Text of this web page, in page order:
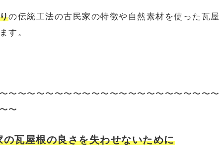
の伝統工法の古民家の特徴や自然素材を使った瓦
す。
〜〜〜〜〜〜〜〜〜〜〜〜〜〜〜〜〜〜〜〜〜〜
〜
の瓦屋根の良さを失わせないために